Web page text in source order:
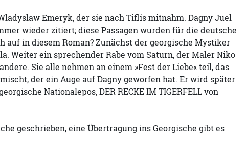
Emeryk, der sie nach Tiflis mitnahm. Dagny Juel
wieder zitiert; diese Passagen wurden für die deutsche
auf in diesem Roman? Zunächst der georgische Mystiker
Weiter ein sprechender Rabe vom Saturn, der Maler Niko
Sie alle nehmen an einem »Fest der Liebe« teil, das
der ein Auge auf Dagny geworfen hat. Er wird später
Nationalepos, DER RECKE IM TIGERFELL von
geschrieben, eine Übertragung ins Georgische gibt es